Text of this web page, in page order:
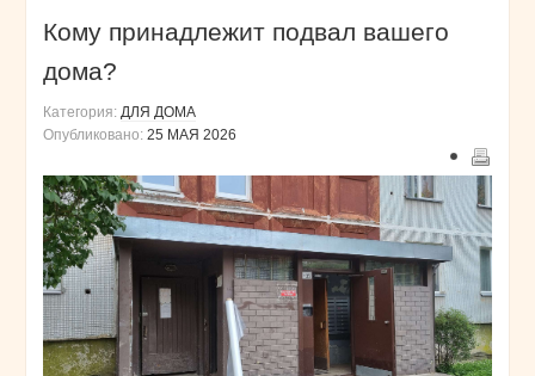
Кому принадлежит подвал вашего
дома?
Категория: ДЛЯ ДОМА
Опубликовано: 25 МАЯ 2026